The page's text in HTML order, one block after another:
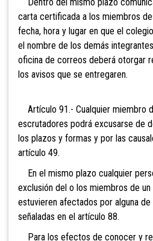
carta certificada a los miembros
fecha, hora y lugar en que el
el nombre de los demás
oficina de correos deberá otorgar
los avisos que se entregaren.
Artículo 91.- Cualquier miembro
escrutadores podrá excusarse de
los plazos y formas y por las
artículo 49.
En el mismo plazo cualquier
exclusión del o los miembros de
estuvieren afectados por alguna de
señaladas en el artículo 88.
Para los efectos de conocer y